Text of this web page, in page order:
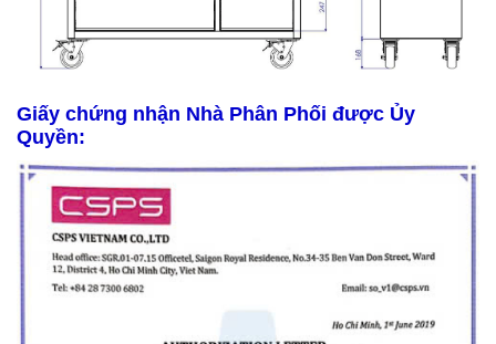
Giấy chứng nhận Nhà Phân Phối được Ủy
Quyền: